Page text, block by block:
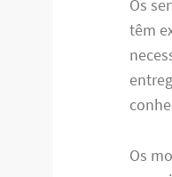
Os
têm
Os